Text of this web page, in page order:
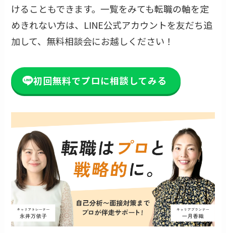
けることもできます。一覧をみても転職の軸を定
めきれない方は、LINE公式アカウントを友だち追
加して、無料相談会にお越しください！
初回無料でプロに相談してみる